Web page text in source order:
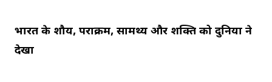
भारत के शौर्य, पराक्रम, सामर्थ्य और शक्ति को दुनिया ने
देखा